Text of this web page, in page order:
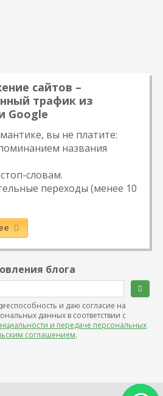
сайтов –
трафик из
Google
вы не платите:
названия
словам.
переходы (менее 10
блога
и даю согласие на
данных в соответствии с
и передаче персональных
соглашением.